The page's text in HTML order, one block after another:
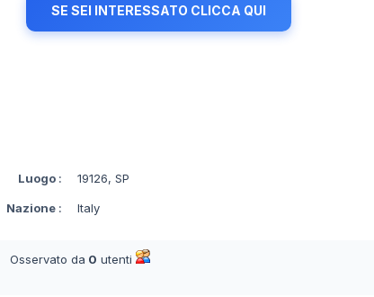
SE SEI INTERESSATO CLICCA QUI
Luogo : 19126, SP
Nazione : Italy
Osservato da 0 utenti